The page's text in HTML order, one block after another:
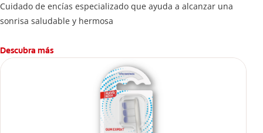
Cuidado de encías especializado que ayuda a alcanzar una
sonrisa saludable y hermosa
Descubra más